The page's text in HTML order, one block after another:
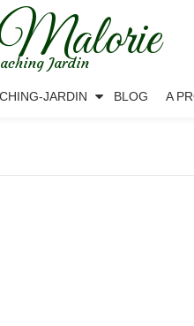
Jardin
JARDIN BLOG A